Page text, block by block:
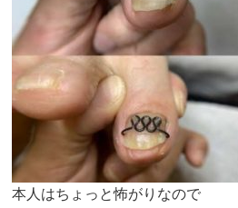
本人はちょっと怖がりなので